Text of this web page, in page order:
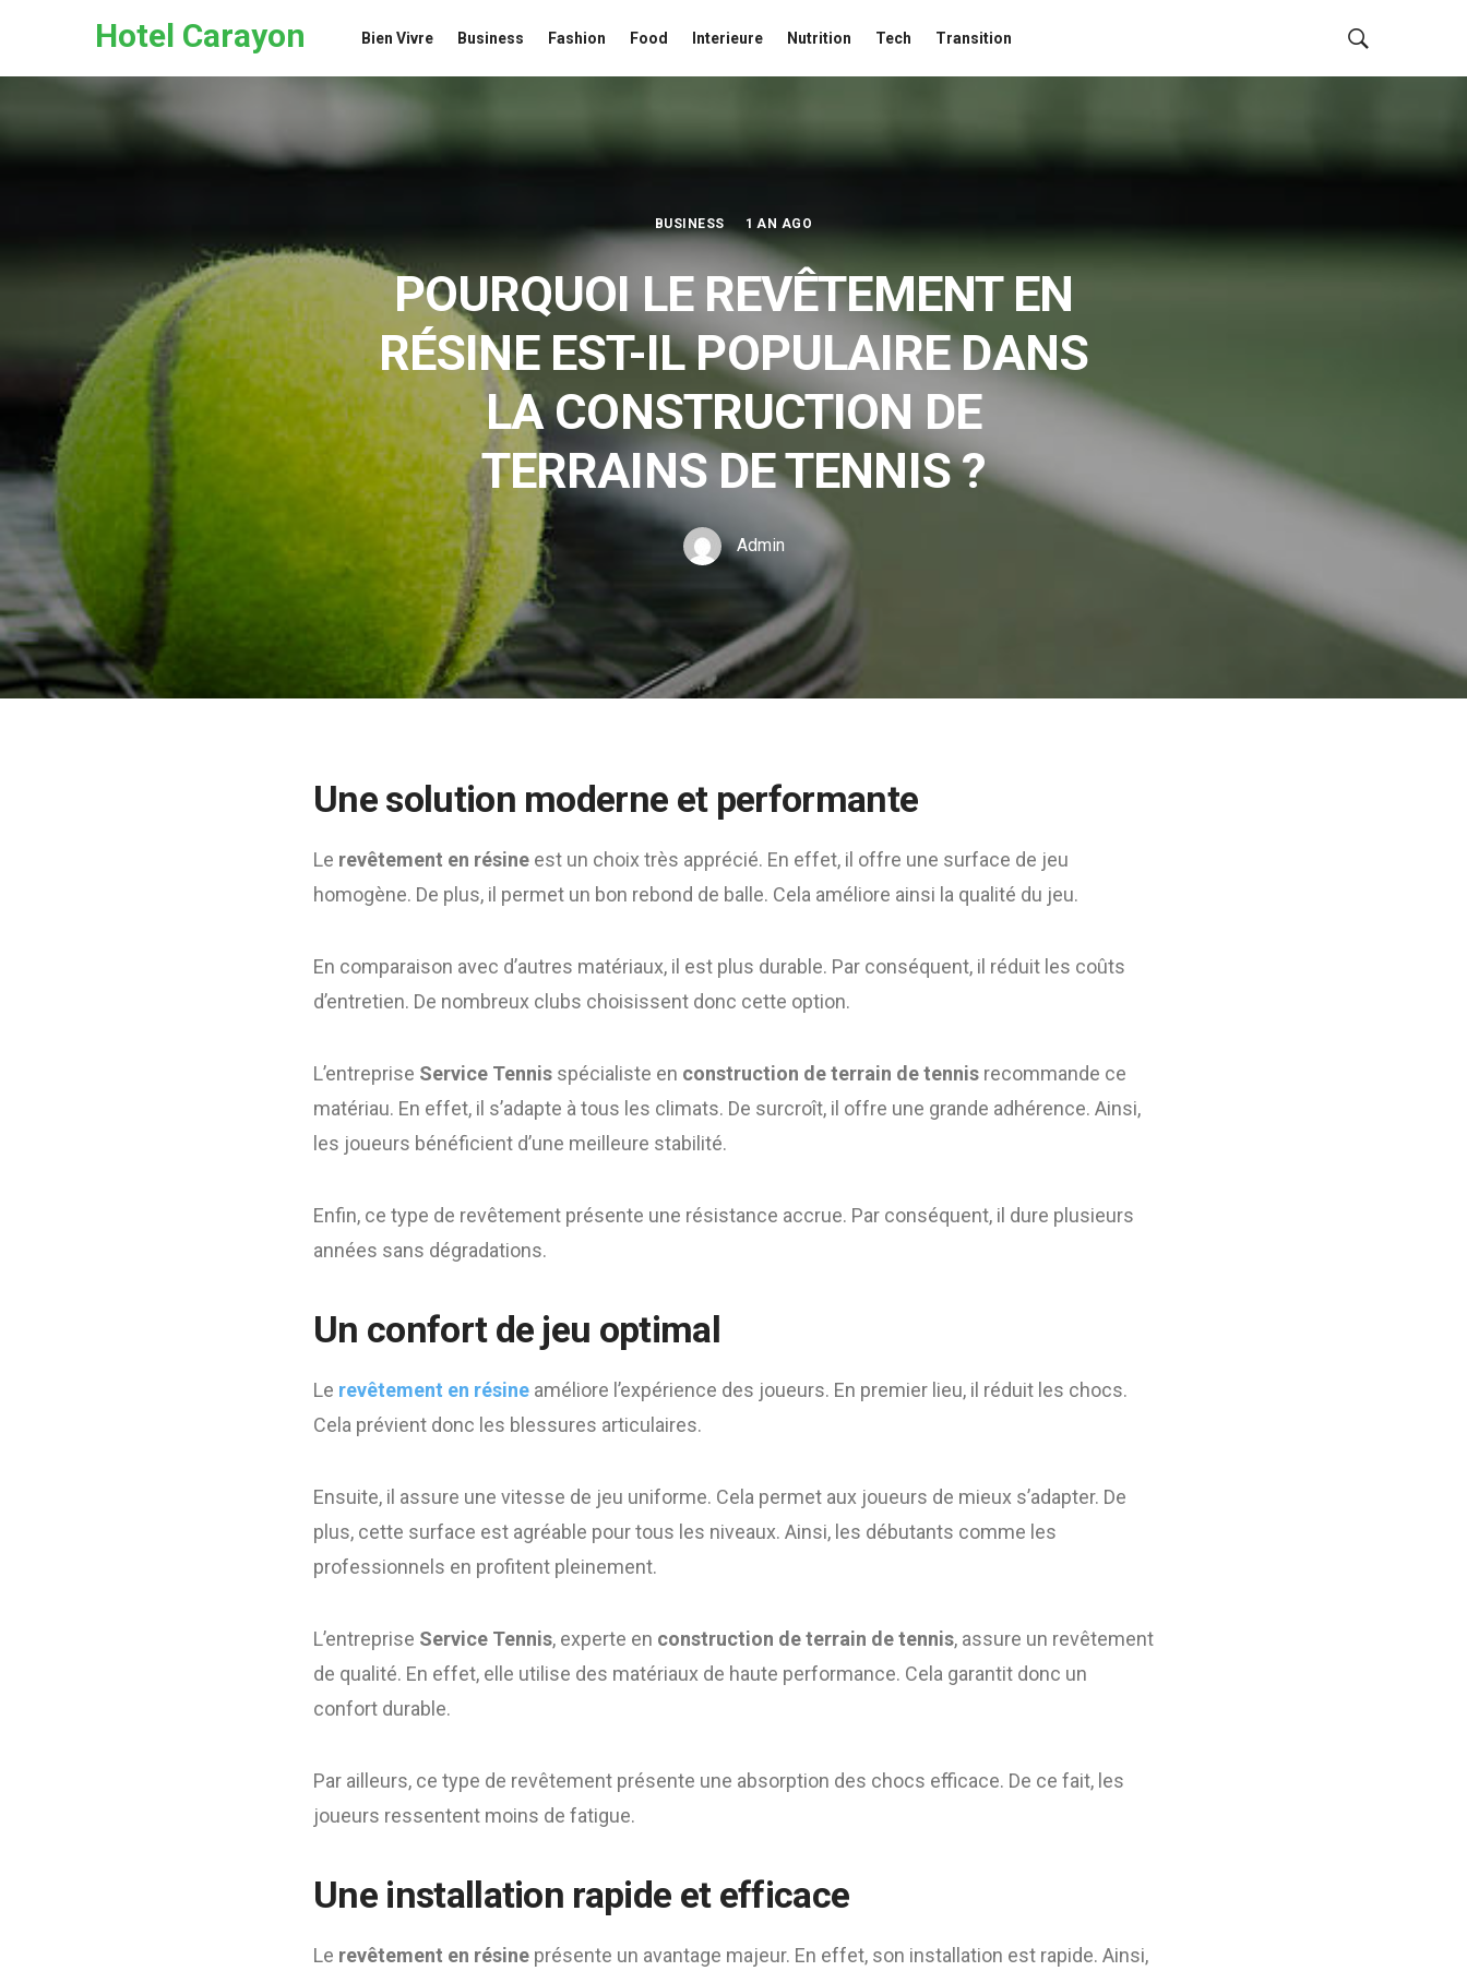
Hotel Carayon Bien Vivre Business Fashion Food Interieure Nutrition Tech Transition
BUSINESS 1 AN AGO
POURQUOI LE REVÊTEMENT EN
RÉSINE EST-IL POPULAIRE DANS
LA CONSTRUCTION DE
TERRAINS DE TENNIS ?
Admin
Une solution moderne et performante
Le revêtement en résine est un choix très apprécié. En effet, il offre une surface de jeu
homogène. De plus, il permet un bon rebond de balle. Cela améliore ainsi la qualité du jeu.
En comparaison avec d’autres matériaux, il est plus durable. Par conséquent, il réduit les coûts
d’entretien. De nombreux clubs choisissent donc cette option.
L’entreprise Service Tennis spécialiste en construction de terrain de tennis recommande ce
matériau. En effet, il s’adapte à tous les climats. De surcroît, il offre une grande adhérence. Ainsi,
les joueurs bénéficient d’une meilleure stabilité.
Enfin, ce type de revêtement présente une résistance accrue. Par conséquent, il dure plusieurs
années sans dégradations.
Un confort de jeu optimal
Le revêtement en résine améliore l’expérience des joueurs. En premier lieu, il réduit les chocs.
Cela prévient donc les blessures articulaires.
Ensuite, il assure une vitesse de jeu uniforme. Cela permet aux joueurs de mieux s’adapter. De
plus, cette surface est agréable pour tous les niveaux. Ainsi, les débutants comme les
professionnels en profitent pleinement.
L’entreprise Service Tennis, experte en construction de terrain de tennis, assure un revêtement
de qualité. En effet, elle utilise des matériaux de haute performance. Cela garantit donc un
confort durable.
Par ailleurs, ce type de revêtement présente une absorption des chocs efficace. De ce fait, les
joueurs ressentent moins de fatigue.
Une installation rapide et efficace
Le revêtement en résine présente un avantage majeur. En effet, son installation est rapide. Ainsi,